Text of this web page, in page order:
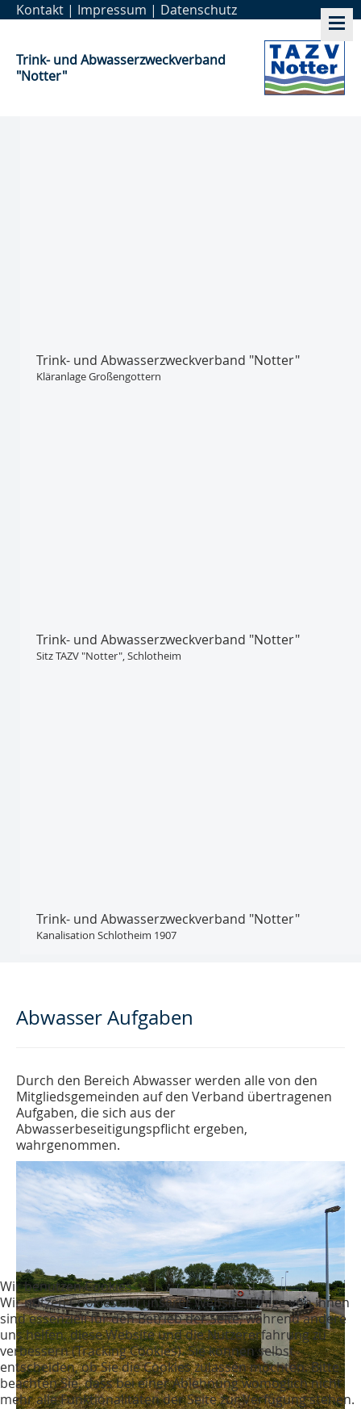
Kontakt | Impressum | Datenschutz
Trink- und Abwasser­zweckverband
"Notter"
Trink- und Abwasser­zweckverband "Notter"
Kläranlage Großengottern
Trink- und Abwasser­zweckverband "Notter"
Sitz TAZV "Notter", Schlotheim
Trink- und Abwasser­zweckverband "Notter"
Kanalisation Schlotheim 1907
Abwasser Aufgaben
Durch den Bereich Abwasser werden alle von den
Mitgliedsgemeinden auf den Verband übertragenen
Aufgaben, die sich aus der
Abwasserbeseitigungspflicht ergeben,
wahrgenommen.
Wir benutzen Cookies
Wir nutzen Cookies auf unserer Website. Einige von ihnen
sind essenziell für den Betrieb der Seite, während andere
uns helfen, diese Website und die Nutzererfahrung zu
verbessern (Tracking Cookies). Sie können selbst
entscheiden, ob Sie die Cookies zulassen möchten. Bitte
beachten Sie, dass bei einer Ablehnung womöglich nicht
mehr alle Funktionalitäten der Seite zur Verfügung stehen.